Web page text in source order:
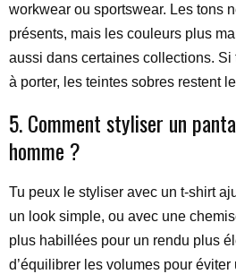
workwear ou sportswear. Les tons
présents, mais les couleurs plus
aussi dans certaines collections.
à porter, les teintes sobres restent
5. Comment styliser un
homme ?
Tu peux le styliser avec un t-shirt
un look simple, ou avec une
plus habillées pour un rendu plus
d’équilibrer les volumes pour